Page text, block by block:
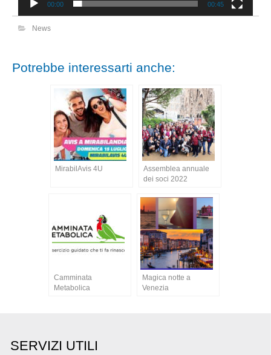
00:00 00:45
News
Potrebbe interessarti anche:
MirabilAvis 4U
Assemblea annuale
dei soci 2022
Camminata
Metabolica
Magica notte a
Venezia
SERVIZI UTILI